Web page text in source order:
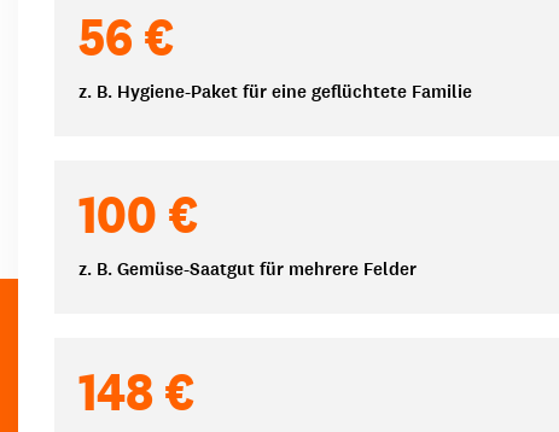
56 €
z. B. Hygiene-Paket für eine geflüchtete Familie
100 €
z. B. Gemüse-Saatgut für mehrere Felder
148 €